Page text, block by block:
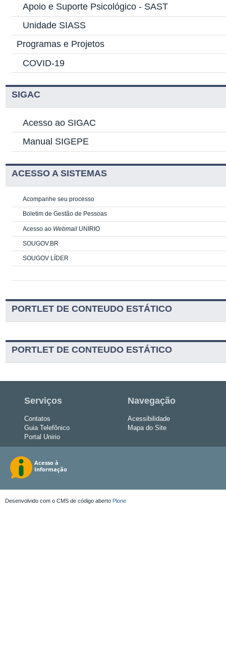
Apoio e Suporte Psicológico - SAST
Unidade SIASS
Programas e Projetos
COVID-19
SIGAC
Acesso ao SIGAC
Manual SIGEPE
ACESSO A SISTEMAS
Acompanhe seu processo
Boletim de Gestão de Pessoas
Acesso ao Webmail UNIRIO
SOUGOV.BR
SOUGOV LÍDER
PORTLET DE CONTEUDO ESTÁTICO
PORTLET DE CONTEUDO ESTÁTICO
Serviços
Contatos
Guia Telefônico
Portal Unirio
Navegação
Acessibilidade
Mapa do Site
Desenvolvido com o CMS de código aberto Plone